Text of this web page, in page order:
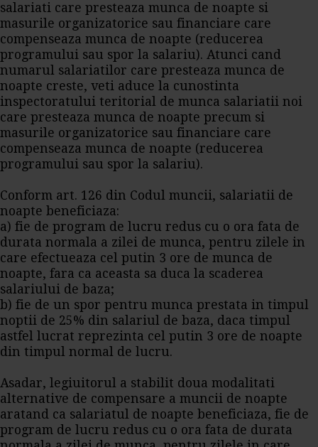
salariati care presteaza munca de noapte si
masurile organizatorice sau financiare care
compenseaza munca de noapte (reducerea
programului sau spor la salariu). Atunci cand
numarul salariatilor care presteaza munca de
noapte creste, veti aduce la cunostinta
inspectoratului teritorial de munca salariatii noi
care presteaza munca de noapte precum si
masurile organizatorice sau financiare care
compenseaza munca de noapte (reducerea
programului sau spor la salariu).
Conform art. 126 din Codul muncii, salariatii de
noapte beneficiaza:
a) fie de program de lucru redus cu o ora fata de
durata normala a zilei de munca, pentru zilele in
care efectueaza cel putin 3 ore de munca de
noapte, fara ca aceasta sa duca la scaderea
salariului de baza;
b) fie de un spor pentru munca prestata in timpul
noptii de 25% din salariul de baza, daca timpul
astfel lucrat reprezinta cel putin 3 ore de noapte
din timpul normal de lucru.
Asadar, legiuitorul a stabilit doua modalitati
alternative de compensare a muncii de noapte
aratand ca salariatul de noapte beneficiaza, fie de
program de lucru redus cu o ora fata de durata